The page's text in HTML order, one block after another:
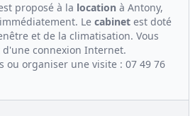
proposé à la location à Antony,
Le cabinet est doté
et de la climatisation. Vous
connexion Internet.
ou organiser une visite : 07 49 76